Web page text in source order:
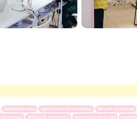
маникюр нюд однотонный маникюр белый маникюр
зеленый маникюр маникюр гель лак